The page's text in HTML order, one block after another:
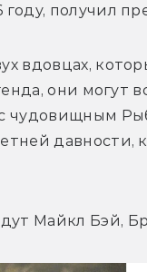
вдовцах,
они
чудовищным
давности,
Майкл Бэй,